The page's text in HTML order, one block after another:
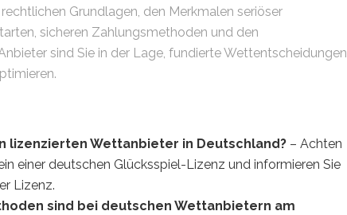
Grundlagen, den Merkmalen seriöser
sicheren Zahlungsmethoden und den
sind Sie in der Lage, fundierte Wettentscheidungen
lizenzierten Wettanbieter in Deutschland? – Achten
einer deutschen Glücksspiel-Lizenz und informieren Sie
Lizenz.
sind bei deutschen Wettanbietern am